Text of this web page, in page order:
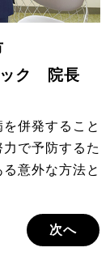
ック 院長
併発すること
で予防するた
意外な方法と
次へ